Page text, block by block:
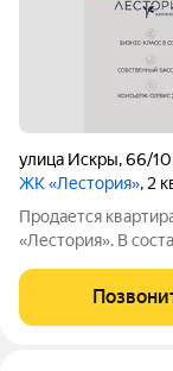
улица Искры,66/
ЖК «Лестория», 2
Продается
«Лестория». В
подогреваемыми
бизнес-класса.